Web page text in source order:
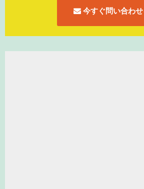
今すぐ問い合わせ